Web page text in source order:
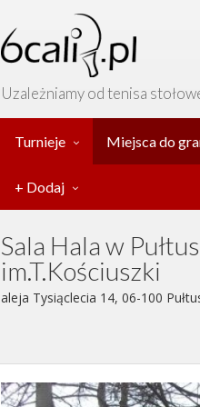
Uzależniamy od tenisa
Turnieje Miejsca do
+ Dodaj
Sala Hala w
im.T.Kościuszki
aleja Tysiąclecia 14, 06-100